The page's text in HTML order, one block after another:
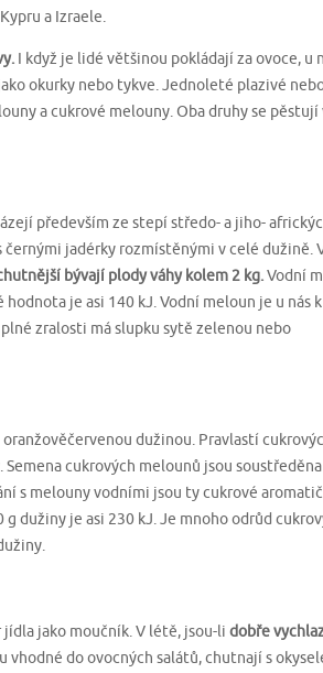
a Izraele.
I když je lidé většinou pokládají za ovoce, u
okurky nebo tykve. Jednoleté plazivé
a cukrové melouny. Oba druhy se pěstují
především ze stepí středo- a jiho-
jadérky rozmístěnými v celé dužině.
bývají plody váhy kolem 2 kg.Vodní
je asi 140 kJ. Vodní meloun je u nás
zralosti má slupku sytě zelenou nebo
dužinou. Pravlastí
cukrových melounů jsou
s melouny vodními jsou ty cukrové
dužiny je asi 230 kJ. Je mnoho odrůd
jako moučník. V létě, jsou-li dobře
do ovocných salátů, chutnají s